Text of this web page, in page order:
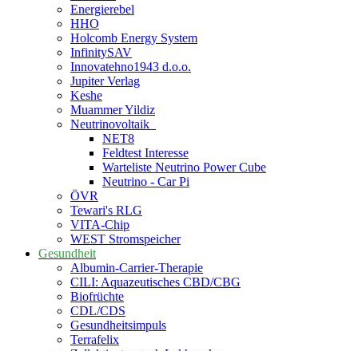
Energierebel
HHO
Holcomb Energy System
InfinitySAV
Innovatehno1943 d.o.o.
Jupiter Verlag
Keshe
Muammer Yildiz
Neutrinovoltaik
NET8
Feldtest Interesse
Warteliste Neutrino Power Cube
Neutrino - Car Pi
ÖVR
Tewari's RLG
VITA-Chip
WEST Stromspeicher
Gesundheit
Albumin-Carrier-Therapie
CILI: Aquazeutisches CBD/CBG
Biofrüchte
CDL/CDS
Gesundheitsimpuls
Terrafelix